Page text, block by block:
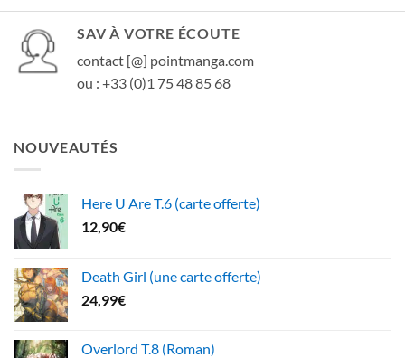
SAV À VOTRE ÉCOUTE
contact [@] pointmanga.com
ou : +33 (0)1 75 48 85 68
NOUVEAUTÉS
Here U Are T.6 (carte offerte)
12,90€
Death Girl (une carte offerte)
24,99€
Overlord T.8 (Roman)